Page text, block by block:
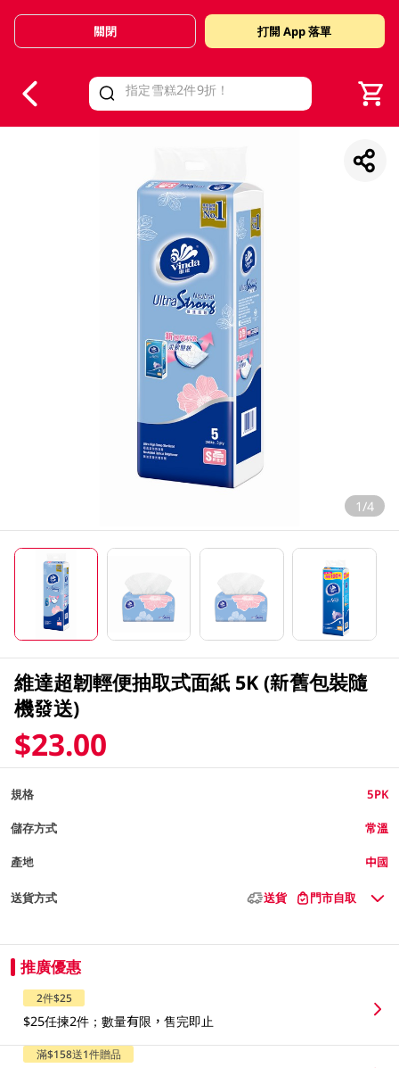
Valid Until 30 June 2026
關閉 打開 App 落單
1/4
維達超韌輕便抽取式面紙 5K (新舊包裝隨
機發送)
$23.00
規格 5PK
儲存方式 常溫
產地 中國
送貨方式 送貨 門市自取
推廣優惠
2件$25
$25任揀2件；數量有限，售完即止
滿$158送1件贈品